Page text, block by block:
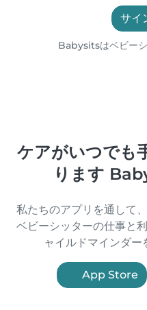
サイ
Babysitsはベビー
ケアがいつでも
ります
私たちのアプリを通して
ベビーシッターの仕事と
ャイルドマインダー
App Store